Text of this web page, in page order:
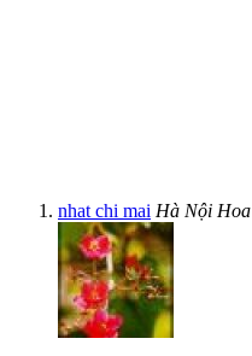
nhat chi mai Hà Nội Hoa